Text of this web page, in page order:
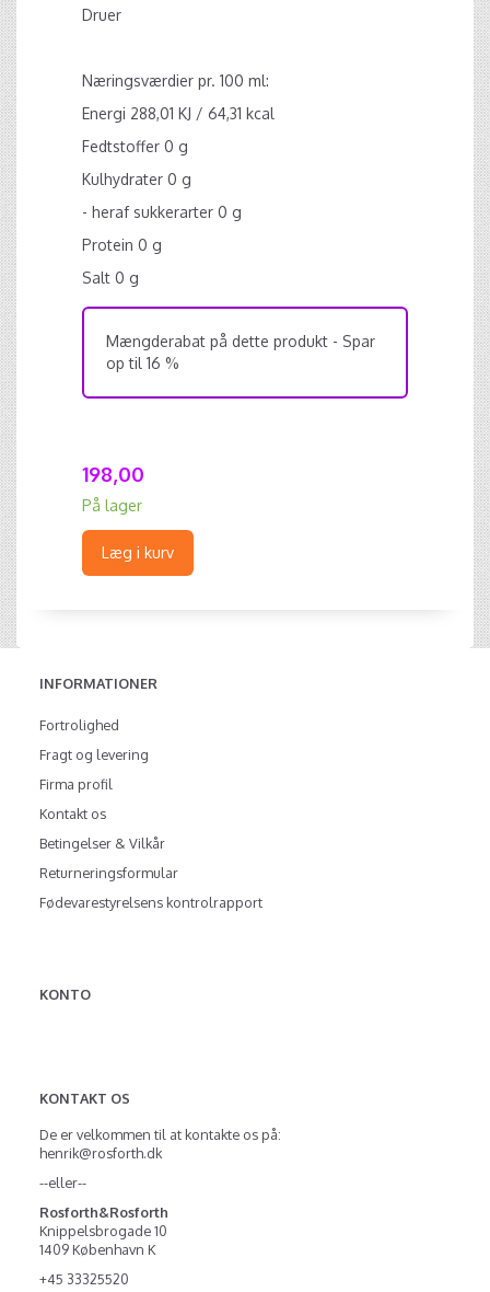
Druer
Næringsværdier pr. 100 ml:
Energi 288,01 KJ / 64,31 kcal
Fedtstoffer 0 g
Kulhydrater 0 g
- heraf sukkerarter 0 g
Protein 0 g
Salt 0 g
Mængderabat på dette produkt - Spar
op til 16 %
198,00
På lager
Læg i kurv
INFORMATIONER
Fortrolighed
Fragt og levering
Firma profil
Kontakt os
Betingelser & Vilkår
Returneringsformular
Fødevarestyrelsens kontrolrapport
KONTO
KONTAKT OS
De er velkommen til at kontakte os på:
henrik@rosforth.dk
--eller--
Rosforth&Rosforth
Knippelsbrogade 10
1409 København K
+45 33325520